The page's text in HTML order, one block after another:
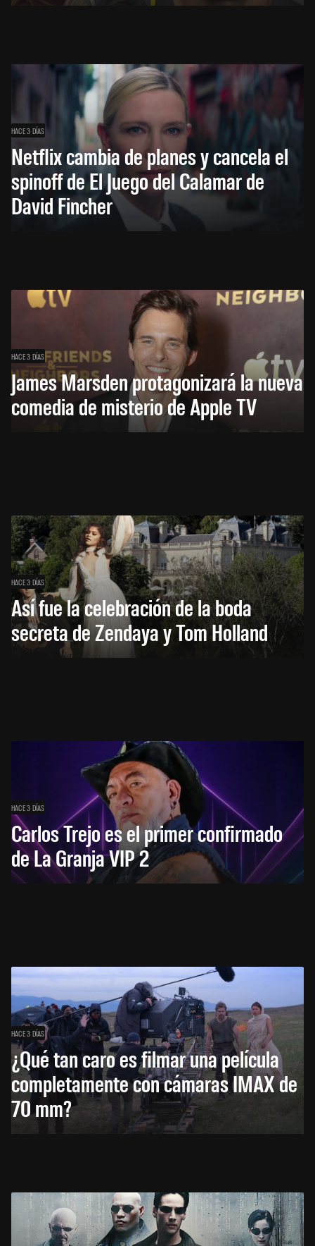
HACE 3 DÍAS
Netflix cambia de planes y cancela el
spinoff de El Juego del Calamar de
David Fincher
HACE 3 DÍAS
James Marsden protagonizará la nueva
comedia de misterio de Apple TV
HACE 3 DÍAS
Así fue la celebración de la boda
secreta de Zendaya y Tom Holland
HACE 3 DÍAS
Carlos Trejo es el primer confirmado
de La Granja VIP 2
HACE 3 DÍAS
¿Qué tan caro es filmar una película
completamente con cámaras IMAX de
70 mm?